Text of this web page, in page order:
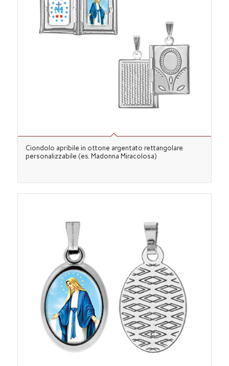
Ciondolo apribile in ottone argentato rettangolare
personalizzabile (es. Madonna Miracolosa)